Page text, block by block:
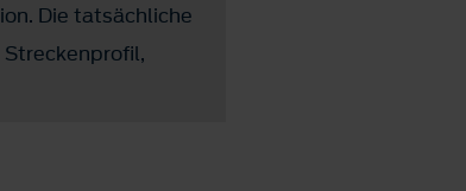
Die tatsächliche